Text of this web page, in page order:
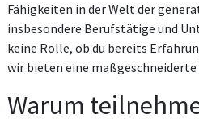
Fähigkeiten in der Welt der
insbesondere Berufstätige und
keine Rolle, ob du bereits
wir bieten eine
Warum